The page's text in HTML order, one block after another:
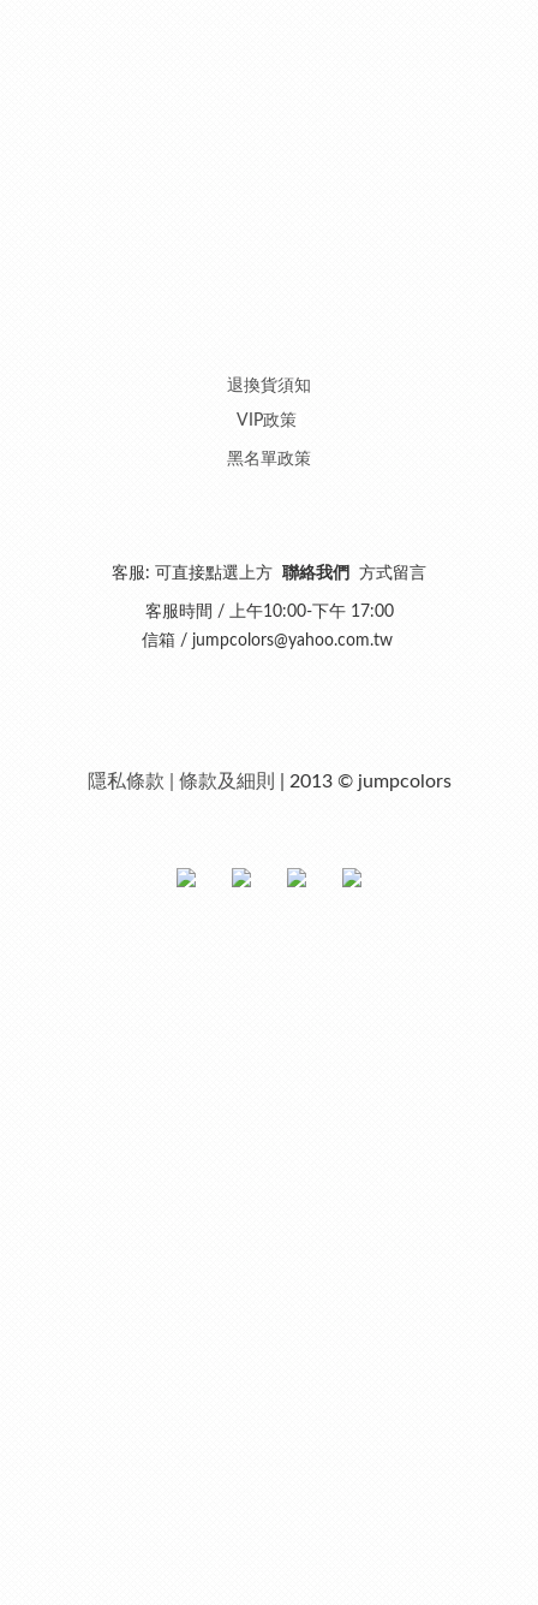
退換貨須知
VIP政策
黑名單政策
客服: 可直接點選上方 聯絡我們 方式留言
客服時間 / 上午10:00-下午 17:00
信箱 / jumpcolors@yahoo.com.tw
隱私條款 | 條款及細則 | 2013 © jumpcolors